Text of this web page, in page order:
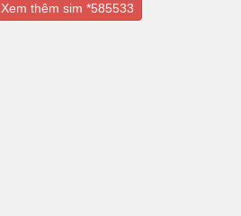
Xem thêm sim *585533